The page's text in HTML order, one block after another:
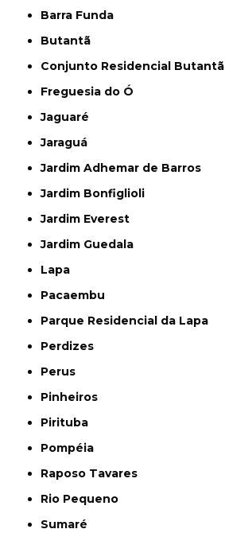
Barra Funda
Butantã
Conjunto Residencial Butantã
Freguesia do Ó
Jaguaré
Jaraguá
Jardim Adhemar de Barros
Jardim Bonfiglioli
Jardim Everest
Jardim Guedala
Lapa
Pacaembu
Parque Residencial da Lapa
Perdizes
Perus
Pinheiros
Pirituba
Pompéia
Raposo Tavares
Rio Pequeno
Sumaré